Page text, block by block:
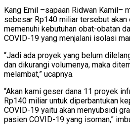
Kang Emil –sapaan Ridwan Kamil–
sebesar Rp140 miliar tersebut akan
memenuhi kebutuhan obat-obatan
COVID-19 yang menjalani isolasi
“Jadi ada proyek yang belum
dan dikurangi volumenya, maka
melambat,” ucapnya.
“Akan kami geser dana 11 proyek
Rp140 miliar untuk diperbantukan
COVID-19 yaitu akan menyubsidi
pasien COVID-19 yang isoman,”